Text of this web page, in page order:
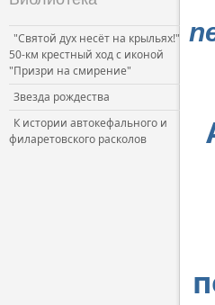
"Святой дух несёт на крыльях!"
50-км крестный ход с иконой
"Призри на смирение"
Звезда рождества
К истории автокефального и
филаретовского расколов